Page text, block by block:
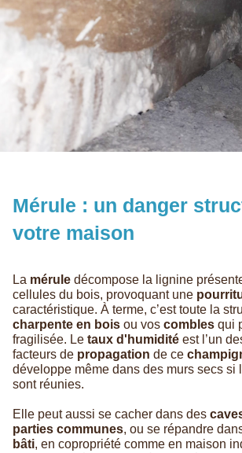
Mérule : un danger
votre maison
La mérule décompose la lignine
cellules du bois, provoquant une
caractéristique. À terme, c’est toute la
charpente en bois ou vos combles qui
fragilisée. Le taux d'humidité est l’un
facteurs de propagation de ce
développe même dans des murs secs si
sont réunies.
Elle peut aussi se cacher dans des
parties communes, ou se répandre
bâti, en copropriété comme en maison